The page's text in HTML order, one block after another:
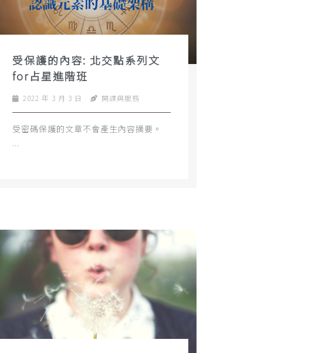
受保護的內容: 北交點系列文
for占星進階班
2022 年 3 月 3 日 開課與服務
受密碼保護的文章不會產生內容摘要。
...